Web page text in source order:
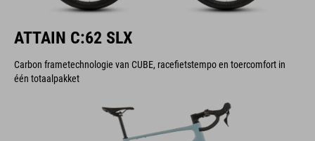
ATTAIN C:62 SLX
Carbon frametechnologie van CUBE, racefietstempo en toercomfort in
één totaalpakket